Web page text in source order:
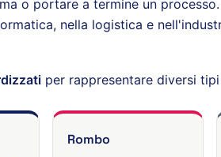
o portare a termine un
nella logistica e
per rappresentare diversi
Rombo